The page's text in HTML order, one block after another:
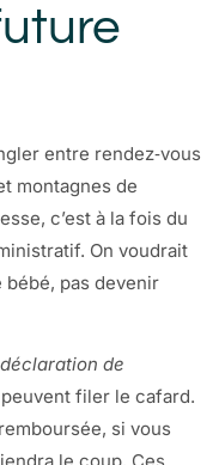
entre rendez‑vous
montagnes de
c’est à la fois du
On voudrait
pas devenir
de
filer le cafard.
si vous